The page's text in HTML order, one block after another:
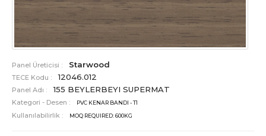
Panel Üreticisi : Starwood
TECE Kodu : 12046.012
Panel Adı : 155 BEYLERBEYI SUPERMAT
Kategori - Desen : PVC KENAR BANDI - T1
Kullanılabilirlik : MOQ REQUIRED: 600KG